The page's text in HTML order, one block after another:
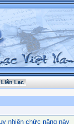
Liên Lạc
nhiên chức năng này